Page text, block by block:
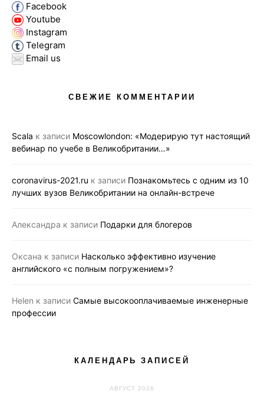
Facebook
Youtube
Instagram
Telegram
Email us
СВЕЖИЕ КОММЕНТАРИИ
Scala к записи Moscowlondon: «Модерирую тут настоящий
вебинар по учебе в Великобритании…»
coronavirus-2021.ru к записи Познакомьтесь с одним из 10
лучших вузов Великобритании на онлайн-встрече
Александра к записи Подарки для блогеров
Оксана к записи Насколько эффективно изучение
английского «с полным погружением»?
Helen к записи Самые высокооплачиваемые инженерные
профессии
КАЛЕНДАРЬ ЗАПИСЕЙ
АВГУСТ 2026